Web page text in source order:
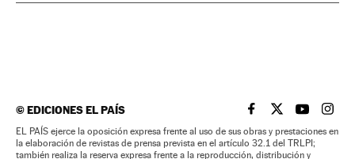
©EDICIONES EL PAÍS EL PAÍS BRASIL EN
EL PAÍSEL PAÍS
EL
EL PAÍS ejerce la oposición expresa frente al uso de sus obras y prestaciones en
la elaboración de revistas de prensa prevista en el artículo 32.1 del TRLPI;
también realiza la reserva expresa frente a la reproducción, distribución y